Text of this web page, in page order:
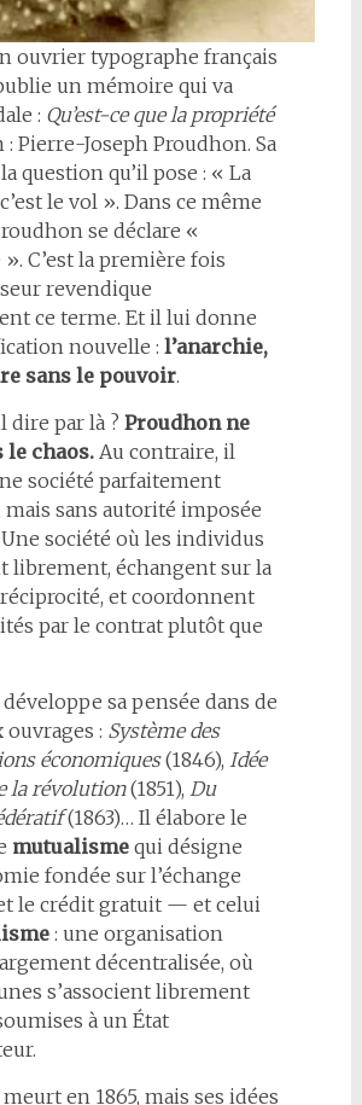
ouvrier typographe français
un mémoire qui va
: Qu’est-ce que la propriété
Pierre-Joseph Proudhon. Sa
question qu’il pose : « La
le vol ». Dans ce même
se déclare «
C’est la première fois
revendique
ce terme. Et il lui donne
nouvelle : l’anarchie,
sans le pouvoir.
dire par là ? Proudhon ne
le chaos. Au contraire, il
société parfaitement
mais sans autorité imposée
Une société où les individus
librement, échangent sur la
réciprocité, et coordonnent
par le contrat plutôt que
sa pensée dans de
: Système des
économiques(1846), Idée
la révolution(1851), Du
(1863)… Il élabore le
mutualismequi désigne
fondée sur l’échange
le crédit gratuit — et celui
: une organisation
décentralisée, où
s’associent librement
à un État
en 1865, mais ses idées